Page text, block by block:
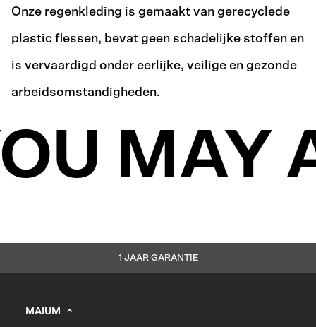
Onze regenkleding is gemaakt van gerecyclede
plastic flessen, bevat geen schadelijke stoffen en
is vervaardigd onder eerlijke, veilige en gezonde
arbeidsomstandigheden.
MAY
1 JAAR GARANTIE
MAIUM